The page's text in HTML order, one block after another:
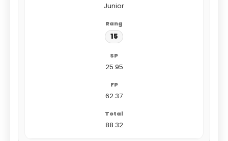
Junior
15
25.95
62.37
88.32